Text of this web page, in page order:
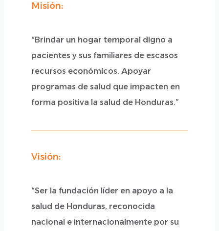
Misión:
“Brindar un hogar temporal digno a
pacientes y sus familiares de escasos
recursos económicos. Apoyar
programas de salud que impacten en
forma positiva la salud de Honduras.”
Visión:
“Ser la fundación líder en apoyo a la
salud de Honduras, reconocida
nacional e internacionalmente por su